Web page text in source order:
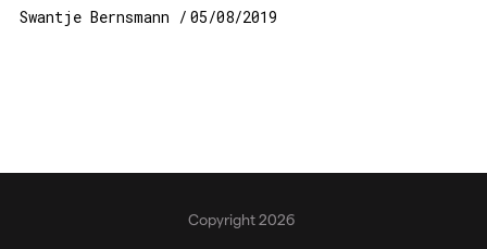
Swantje Bernsmann 05/08/2019
Copyright 2026